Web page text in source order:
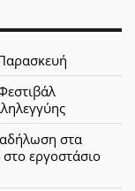
στα
στο εργοστάσιο